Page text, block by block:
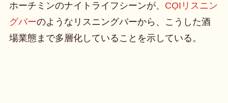
ホーチミンのナイトライフシーンが、 CỌIリスニン
グバーのようなリスニングバーから、こうした酒
場業態まで多層化していることを示している。